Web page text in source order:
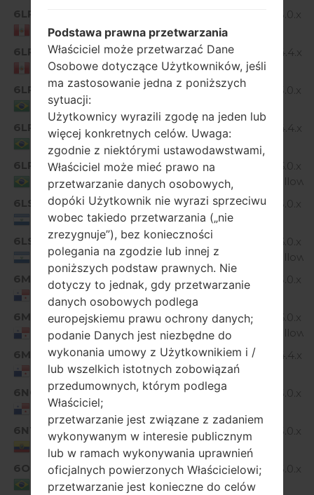
6LP
Peru
Android 5.0.x
6LP
Peru
D855P10c_00.kdz
Android 4.4.x
KitKat
6LR
Brazil
Android 5.0.x
6LR
Brazil
D855P10C_00.kdz
Android 4.4.x
KitKat
6LR
Brazil
D855P30a_00_0118.kdz
Android 6.0.x
Marshmallow
6LS
El Salvador
D855P20A_03.kdz
Android 5.0.x
6LS
El Salvador
D855P30a_00_0118.kdz
Android 6.0.x
Marshmallow
6MI
Panama
D855P20A_00.kdz
Android 5.0.x
6MI
Panama
D855P30a_00_1027.kdz
Android 6.0.x
Marshmallow
6MI
Panama
D855P10C_00.kdz
Android 4.4.x
KitKat
6NC
Panama
D855P20A_00.kdz
Android 5.0.x
6NT
Ecuador
D855P20A_00.kdz
Android 5.0.x
Lollipop
6OI
Brazil
D855P20A_00.kdz
Android 5.0.x
Lollipop
Podstawa prawna przetwarzania
Właściciel może przetwarzać Dane
Osobowe dotyczące Użytkowników, jeśli
ma zastosowanie jedna z poniższych
sytuacji:
Użytkownicy wyrazili zgodę na jeden lub
więcej konkretnych celów. Uwaga:
zgodnie z niektórymi ustawodawstwami,
Właściciel może mieć prawo na
przetwarzanie danych osobowych,
dopóki Użytkownik nie wyrazi sprzeciwu
wobec takiedo przetwarzania („nie
zrezygnuje”), bez konieczności
polegania na zgodzie lub innej z
poniższych podstaw prawnych. Nie
dotyczy to jednak, gdy przetwarzanie
danych osobowych podlega
europejskiemu prawu ochrony danych;
podanie Danych jest niezbędne do
wykonania umowy z Użytkownikiem i /
lub wszelkich istotnych zobowiązań
przedumownych, którym podlega
Właściciel;
przetwarzanie jest związane z zadaniem
wykonywanym w interesie publicznym
lub w ramach wykonywania uprawnień
oficjalnych powierzonych Właścicielowi;
przetwarzanie jest konieczne do celów